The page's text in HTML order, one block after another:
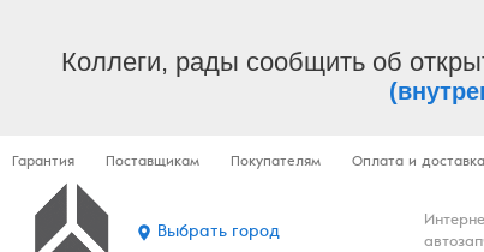
Коллеги, рады сообщить об
Гарантия Поставщикам Покупателям Оплата и доставка
Выбрать город